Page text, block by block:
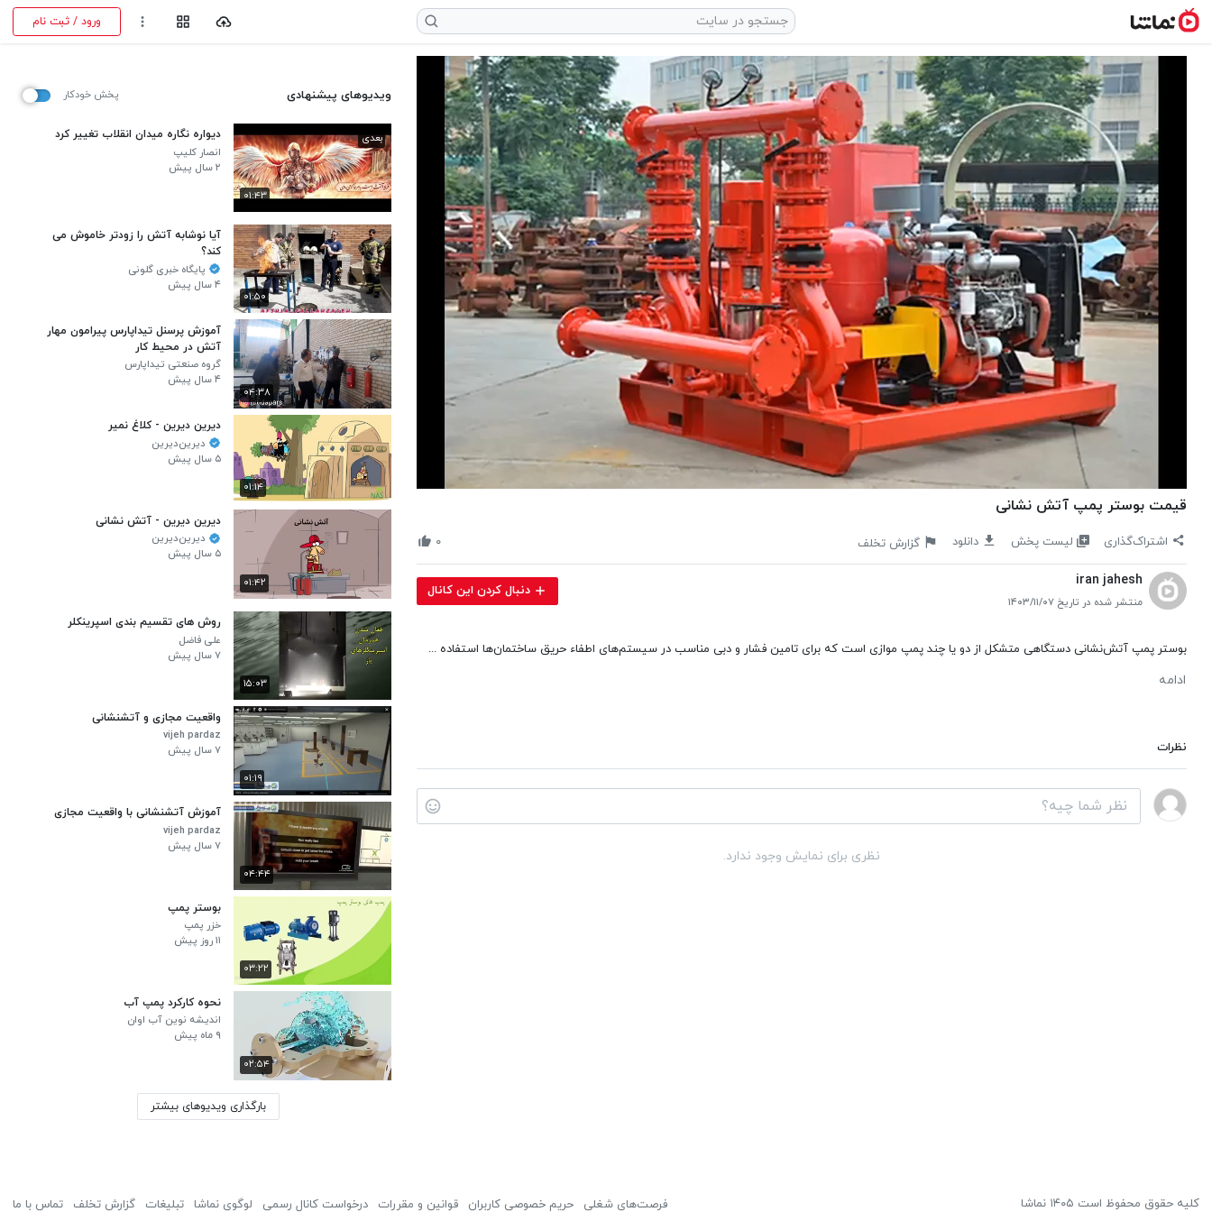
ورود / ثبت نام
قیمت بوستر پمپ آتش نشانی
اشتراک‌گذاری لیست پخش دانلود گزارش تخلف ۰
iran jahesh
منتشر شده در تاریخ ۱۴۰۳/۱۱/۰۷
دنبال کردن این کانال
بوستر پمپ آتش‌نشانی دستگاهی متشکل از دو یا چند پمپ موازی است که برای تامین فشار و دبی مناسب در سیستم‌های اطفاء حریق ساختمان‌ها استفاده ...
ادامه
نظرات
نظری برای نمایش وجود ندارد.
ویدیوهای پیشنهادی پخش خودکار
۰۱:۴۳
بعدی دیواره نگاره میدان انقلاب تغییر کرد
انصار کلیپ
۲ سال پیش
۰۱:۵۰
آیا نوشابه آتش را زودتر خاموش می
کند؟
پایگاه خبری گلونی
۴ سال پیش
۰۴:۳۸
آموزش پرسنل تیداپارس پیرامون مهار
آتش در محیط کار
گروه صنعتی تیداپارس
۴ سال پیش
۰۱:۱۴
دیرین دیرین - کلاغ نمیر
دیرین‌دیرین
۵ سال پیش
۰۱:۴۲
دیرین دیرین - آتش نشانی
دیرین‌دیرین
۵ سال پیش
۱۵:۰۳
روش های تقسیم بندی اسپرینکلر
علی فاضل
۷ سال پیش
۰۱:۱۹
واقعیت مجازی و آتشنشانی
vijeh pardaz
۷ سال پیش
۰۴:۴۴
آموزش آتشنشانی با واقعیت مجازی
vijeh pardaz
۷ سال پیش
۰۳:۲۲
بوستر پمپ
خزر پمپ
۱۱ روز پیش
۰۲:۵۴
نحوه کارکرد پمپ آب
اندیشه نوین آب اوان
۹ ماه پیش
بارگذاری ویدیوهای بیشتر
کلیه حقوق محفوظ است ۱۴۰۵ نماشا فرصت‌های شغلی حریم خصوصی کاربران قوانین و مقررات درخواست کانال رسمی لوگوی نماشا تبلیغات گزارش تخلف تماس با ما